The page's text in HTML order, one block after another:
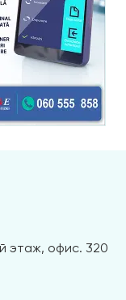
этаж, офис. 320